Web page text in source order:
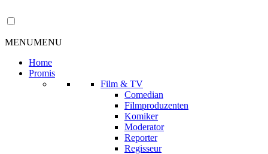
MENUMENU
Home
Promis
Film & TV
Comedian
Filmproduzenten
Komiker
Moderator
Reporter
Regisseur